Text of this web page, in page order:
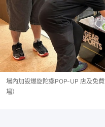
場內加設爆旋陀螺POP-UP 店及免
場）